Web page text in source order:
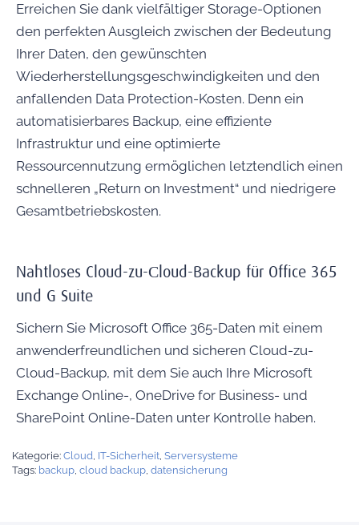
Erreichen Sie dank vielfältiger Storage-Optionen
den perfekten Ausgleich zwischen der Bedeutung
Ihrer Daten, den gewünschten
Wiederherstellungsgeschwindigkeiten und den
anfallenden Data Protection-Kosten. Denn ein
automatisierbares Backup, eine effiziente
Infrastruktur und eine optimierte
Ressourcennutzung ermöglichen letztendlich einen
schnelleren „Return on Investment“ und niedrigere
Gesamtbetriebskosten.
Nahtloses Cloud-zu-Сloud-Backup für Office 365
und G Suite
Sichern Sie Microsoft Office 365-Daten mit einem
anwenderfreundlichen und sicheren Cloud-zu-
Cloud-Backup, mit dem Sie auch Ihre Microsoft
Exchange Online-, OneDrive for Business- und
SharePoint Online-Daten unter Kontrolle haben.
Kategorie: Cloud, IT-Sicherheit, Serversysteme
Tags: backup, cloud backup, datensicherung